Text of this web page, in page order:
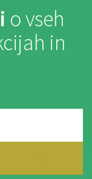
o vseh
in